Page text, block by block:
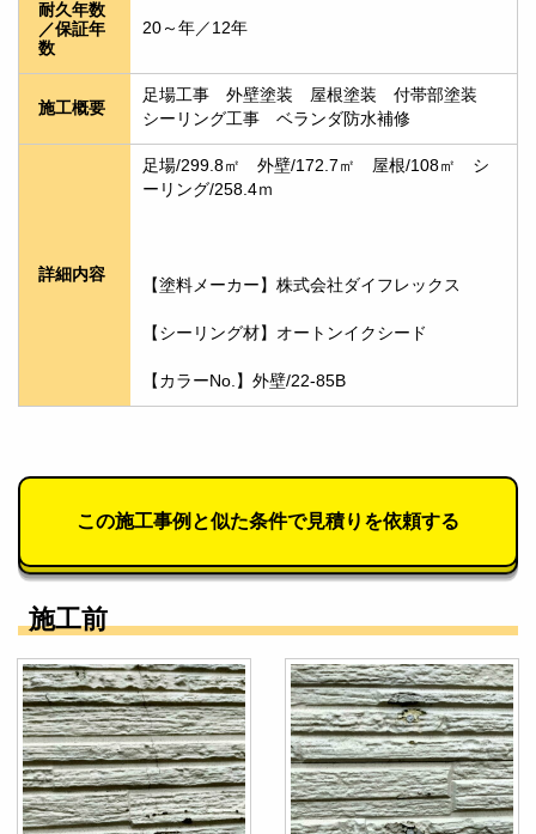
耐久年数
／保証年
数
20～年／12年
施工概要
足場工事　外壁塗装　屋根塗装　付帯部塗装
シーリング工事　ベランダ防水補修
詳細内容
足場/299.8㎡　外壁/172.7㎡　屋根/108㎡　シ
ーリング/258.4ｍ
【塗料メーカー】株式会社ダイフレックス
【シーリング材】オートンイクシード
【カラーNo.】外壁/22-85B
この施工事例と似た条件で見積りを依頼する
施工前